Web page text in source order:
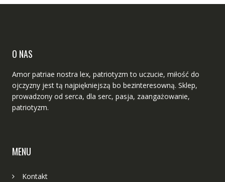
O NAS
Amor patriae nostra lex, patriotyzm to uczucie, miłość do
ojczyzny jest tą najpiękniejszą bo bezinteresowną. Sklep,
prowadzony od serca, dla serc, pasja, zaangażowanie,
patriotyzm.
MENU
Kontakt